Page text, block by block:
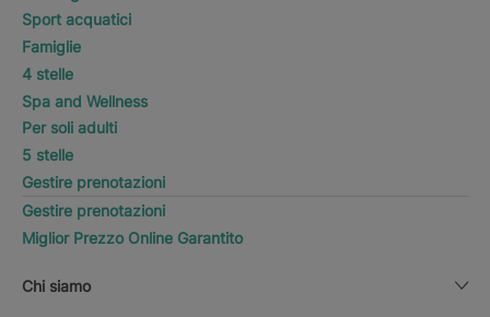
Sport acquatici
Famiglie
4 stelle
Spa and Wellness
Per soli adulti
5 stelle
Gestire prenotazioni
Gestire prenotazioni
Miglior Prezzo Online Garantito
Chi siamo